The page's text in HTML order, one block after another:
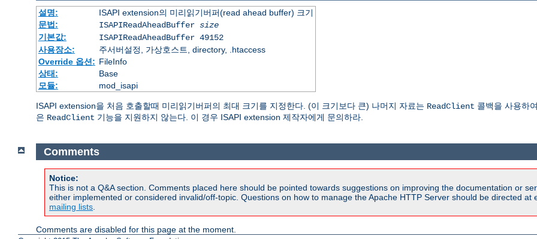
설명:
ISAPI extension의 미리읽기버퍼(read ahead buffer) 크기
문법:
ISAPIReadAheadBuffer size
기본값:
ISAPIReadAheadBuffer 49152
사용장소:
주서버설정, 가상호스트, directory, .htaccess
Override 옵션: FileInfo
상태:
Base
모듈:
mod_isapi
ISAPI extension을 처음 호출할때 미리읽기버퍼의 최대 크기를 지정한다. (이 크기보다 큰) 나머지 자료는 ReadClient 콜백을 사용하
은 ReadClient 기능을 지원하지 않는다. 이 경우 ISAPI extension 제작자에게 문의하라.
Comments
Notice:
This is not a Q&A section. Comments placed here should be pointed towards suggestions on improving the documentation or
either implemented or considered invalid/off-topic. Questions on how to manage the Apache HTTP Server should be directed
mailing lists
Comments are disabled for this page at the moment.